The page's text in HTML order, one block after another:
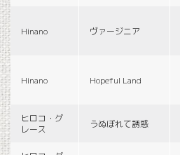
Hinano ヴァージニア
Hinano Hopeful Land
ヒロコ・グ
レース
うぬぼれて誘惑